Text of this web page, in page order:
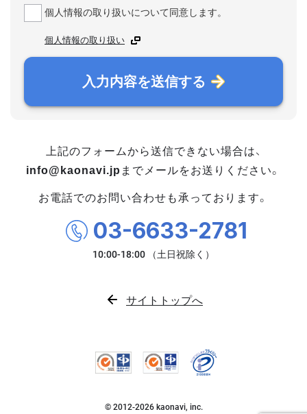
個人情報の取り扱いについて同意します。
個人情報の取り扱い
入力内容を送信する
上記のフォームから送信できない場合は、
info@kaonavi.jp までメールをお送りください。
お電話でのお問い合わせも承っております。
03-6633-2781
サイトトップへ
© 2012-2026kaonavi, inc.